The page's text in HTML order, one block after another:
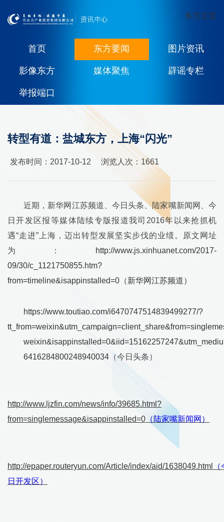
东方主页
首页 东方要闻 图片资讯
影像东方 媒体聚焦 辟谣专栏
举报端口
转型有道：盐城东方，上海“闪光”
发布时间：2017-10-12 浏览人次：1661
近期，新华网江苏频道、今日头条、陆家嘴新闻网、今
日开发区报等媒体陆续专版报道我司 2016年以来抢抓机
遇“走进”上海，迈出转型发展坚实步伐的业绩。原文网址
为：
http://www.js.xinhuanet.com/2017-
09/30/c_1121750855.htm?
from=timeline&isappinstalled=0 （新华网江苏频道）
https://www.toutiao.com/i6470747514839499277/?
6416284800248940034 （今日头条）
http://www.ljzfin.com/news/info/39685.html?
from=singlemessage&isappinstalled=0 （陆家嘴新闻网）
http://epaper.routeryun.com/Article/index/aid/1638049.html
日开发区）